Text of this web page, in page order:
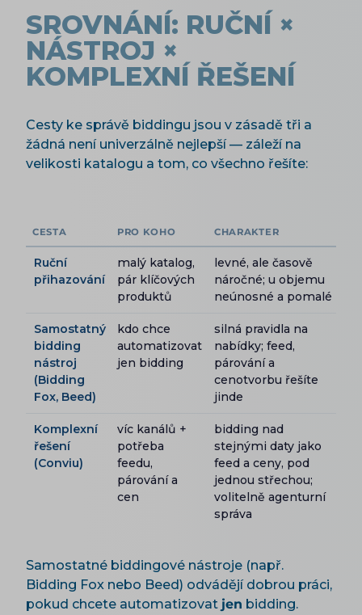
SROVNÁNÍ: RUČNÍ ×
NÁSTROJ ×
KOMPLEXNÍ ŘEŠENÍ
Cesty ke správě biddingu jsou v zásadě tři a
žádná není univerzálně nejlepší — záleží na
velikosti katalogu a tom, co všechno řešíte:
CESTA PRO KOHO CHARAKTER
Ruční
přihazování
malý katalog,
pár klíčových
produktů
levné, ale časově
náročné; u objemu
neúnosné a pomalé
Samostatný
bidding
nástroj
(Bidding
Fox, Beed)
kdo chce
automatizovat
jen bidding
silná pravidla na
nabídky; feed,
párování a
cenotvorbu řešíte
jinde
Komplexní
řešení
(Conviu)
víc kanálů +
potřeba
feedu,
párování a
cen
bidding nad
stejnými daty jako
feed a ceny, pod
jednou střechou;
volitelně agenturní
správa
Samostatné biddingové nástroje (např.
Bidding Fox nebo Beed) odvádějí dobrou práci,
pokud chcete automatizovat jen bidding.